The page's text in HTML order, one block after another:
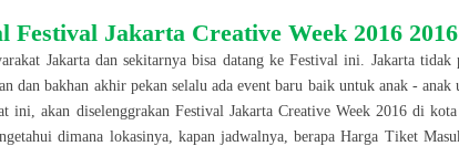
Festival Jakarta Creative Week 2016 2016
Jakartadan sekitarnya bisa datang keFestival ini. Jakartatidak
dan bakhan akhir pekan selalu ada event baru baik untuk anak - anak
ini, akan diselenggrakan Festival Jakarta Creative Week 2016 di kota
dimana lokasinya, kapan jadwalnya, berapa Harga Tiket